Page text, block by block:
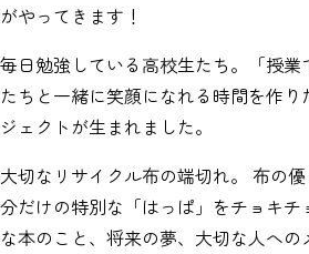
やってきます！
日勉強している高校生たち。「授業
ちと一緒に笑顔になれる時間を作り
ェクトが生まれました。
切なリサイクル布の端切れ。 布の
だけの特別な「はっぱ」をチョキチ
本のこと、将来の夢、大切な人への